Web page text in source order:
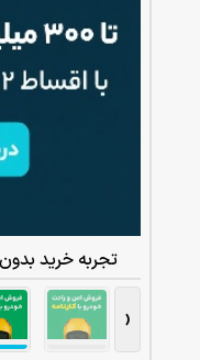
تجربه خرید
‹